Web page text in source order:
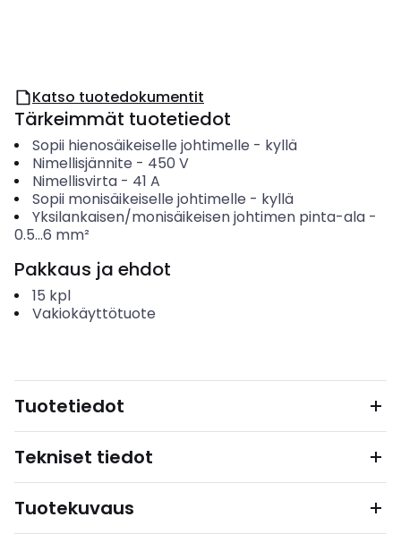
Katso tuotedokumentit
Tärkeimmät tuotetiedot
Sopii hienosäikeiselle johtimelle - kyllä
Nimellisjännite - 450 V
Nimellisvirta- 41 A
Sopii monisäikeiselle johtimelle - kyllä
Yksilankaisen/monisäikeisen johtimen pinta-ala-
0.5...6 mm²
Pakkaus ja ehdot
15 kpl
Vakiokäyttötuote
Tuotetiedot
Tekniset tiedot
Tuotekuvaus